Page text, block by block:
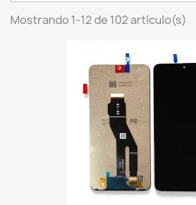
Mostrando 1-12 de 102 artículo(s)